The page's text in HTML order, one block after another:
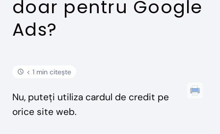
doar pentru Google
Ads?
< 1 min citește
Nu, puteți utiliza cardul de credit pe
orice site web.